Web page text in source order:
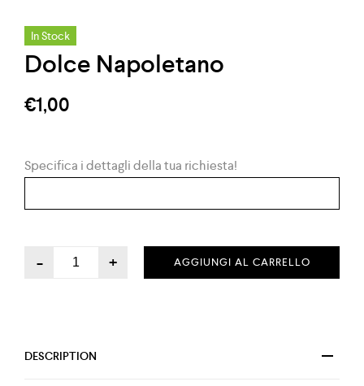
In Stock
Dolce Napoletano
€1,00
Specifica i dettagli della tua richiesta!
- + AGGIUNGI AL CARRELLO
DESCRIPTION